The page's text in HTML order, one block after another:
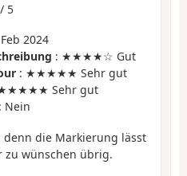
/ 5
2024
: ★★★★☆ Gut
: ★★★★★ Sehr gut
Sehr gut
: Nein
denn die Markierung lässt
zu wünschen übrig.